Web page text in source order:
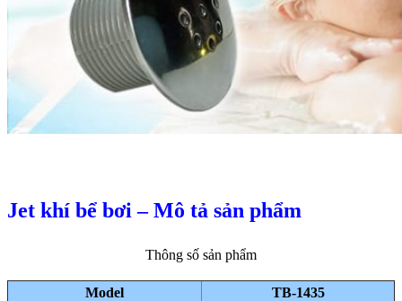
Jet khí bể bơi – Mô tả sản phẩm
Thông số sản phẩm
Model
TB-1435